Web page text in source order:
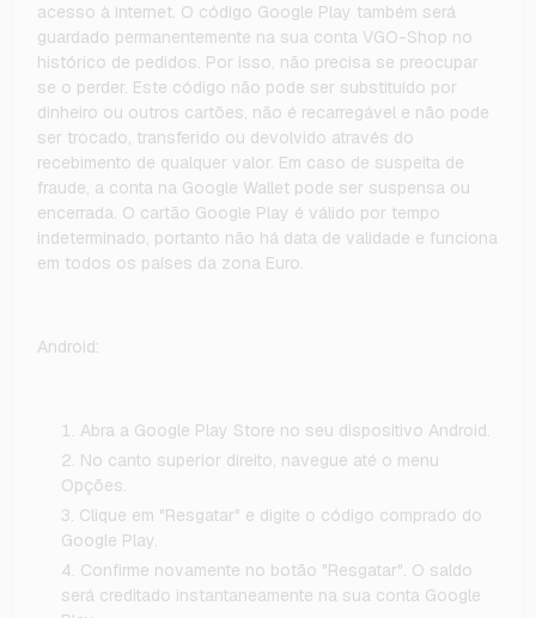
acesso à internet. O código Google Play também será
guardado permanentemente na sua conta VGO-Shop no
histórico de pedidos. Por isso, não precisa se preocupar
se o perder. Este código não pode ser substituído por
dinheiro ou outros cartões, não é recarregável e não pode
ser trocado, transferido ou devolvido através do
recebimento de qualquer valor. Em caso de suspeita de
fraude, a conta na Google Wallet pode ser suspensa ou
encerrada. O cartão Google Play é válido por tempo
indeterminado, portanto não há data de validade e funciona
em todos os países da zona Euro.
Android:
Abra a Google Play Store no seu dispositivo Android.
No canto superior direito, navegue até o menu
Opções.
Clique em "Resgatar" e digite o código comprado do
Google Play.
Confirme novamente no botão "Resgatar". O saldo
será creditado instantaneamente na sua conta Google